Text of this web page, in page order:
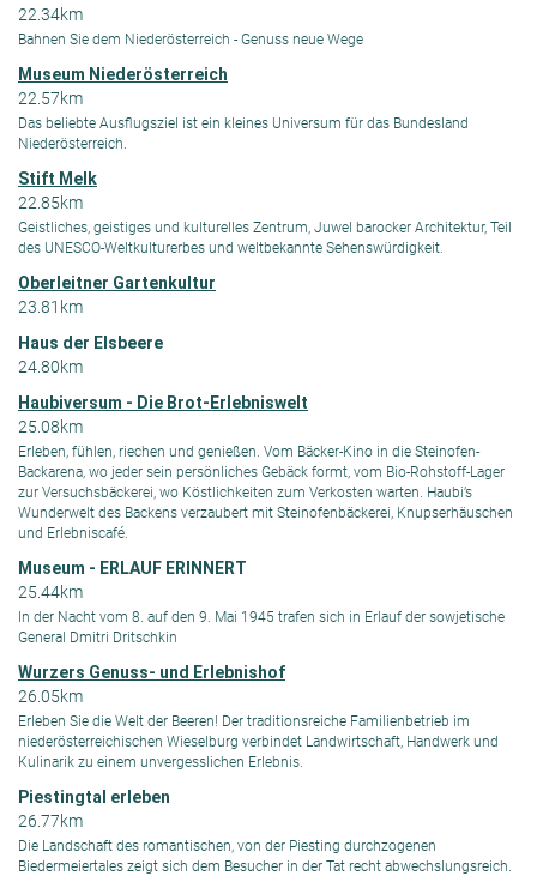
22.34km
Bahnen Sie dem Niederösterreich - Genuss neue Wege
Museum Niederösterreich
22.57km
Das beliebte Ausflugsziel ist ein kleines Universum für das Bundesland
Niederösterreich.
Stift Melk
22.85km
Geistliches, geistiges und kulturelles Zentrum, Juwel barocker Architektur, Teil
des UNESCO-Weltkulturerbes und weltbekannte Sehenswürdigkeit.
Oberleitner Gartenkultur
23.81km
Haus der Elsbeere
24.80km
Haubiversum - Die Brot-Erlebniswelt
25.08km
Erleben, fühlen, riechen und genießen. Vom Bäcker-Kino in die Steinofen-
Backarena, wo jeder sein persönliches Gebäck formt, vom Bio-Rohstoff-Lager
zur Versuchsbäckerei, wo Köstlichkeiten zum Verkosten warten. Haubi’s
Wunderwelt des Backens verzaubert mit Steinofenbäckerei, Knupserhäuschen
und Erlebniscafé.
Museum - ERLAUF ERINNERT
25.44km
In der Nacht vom 8. auf den 9. Mai 1945 trafen sich in Erlauf der sowjetische
General Dmitri Dritschkin
Wurzers Genuss- und Erlebnishof
26.05km
Erleben Sie die Welt der Beeren! Der traditionsreiche Familienbetrieb im
niederösterreichischen Wieselburg verbindet Landwirtschaft, Handwerk und
Kulinarik zu einem unvergesslichen Erlebnis.
Piestingtal erleben
26.77km
Die Landschaft des romantischen, von der Piesting durchzogenen
Biedermeiertales zeigt sich dem Besucher in der Tat recht abwechslungsreich.